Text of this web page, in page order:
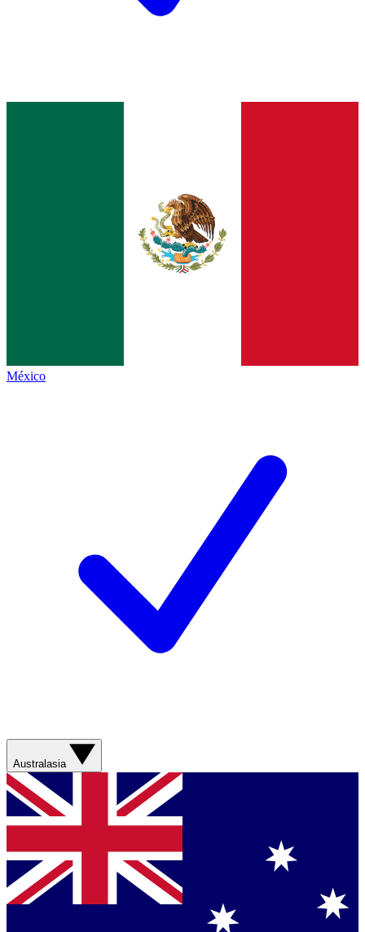
México
Australasia